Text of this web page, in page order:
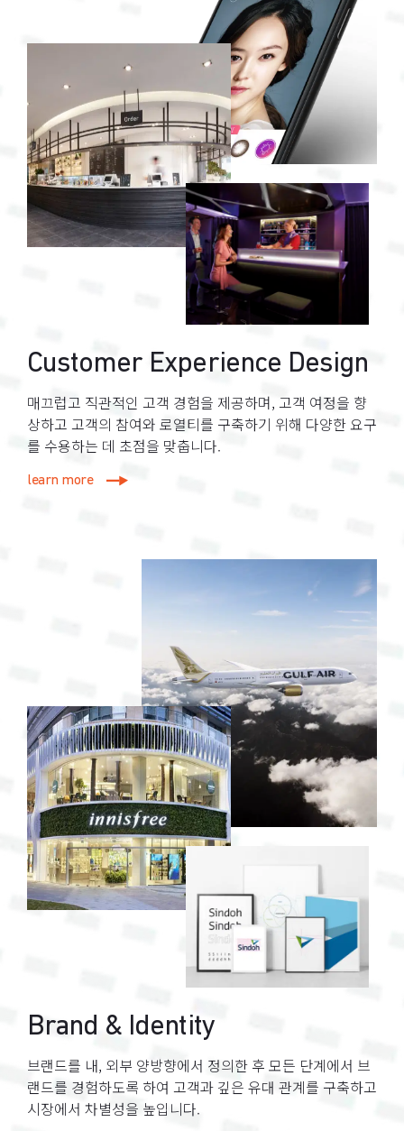
Customer Experience Design
매끄럽고 직관적인 고객 경험을 제공하며, 고객 여정을 향
상하고 고객의 참여와 로열티를 구축하기 위해 다양한 요구
를 수용하는 데 초점을 맞춥니다.
learn more
Brand & Identity
브랜드를 내, 외부 양방향에서 정의한 후 모든 단계에서 브
랜드를 경험하도록 하여 고객과 깊은 유대 관계를 구축하고
시장에서 차별성을 높입니다.